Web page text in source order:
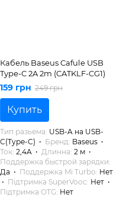
Кабель Baseus Cafule USB
Type-C 2A 2m (CATKLF-CG1)
159 грн 249 грн
Купить
Тип разьема USB-A на USB-
C(Type-C)
Бренд Baseus
Ток 2,4A Длинна 2 м
Поддержка быстрой зарядки
Да
Поддержка Mi Turbo Нет
Підтримка SuperVooc Нет
Підтримка OTG Нет